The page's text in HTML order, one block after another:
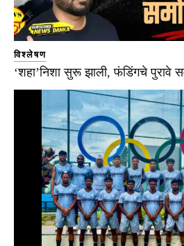
विश्लेषण
‘शहा’निशा सुरू झाली, फंडिंगचे पुरावे